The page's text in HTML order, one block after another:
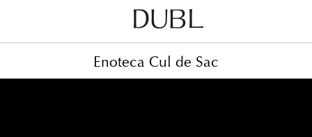
Metodo
Classico
Enoteca Cul de Sac